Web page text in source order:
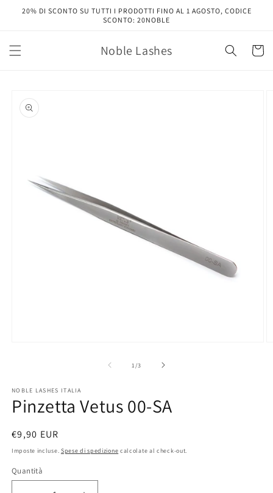
direttamente
20% DI SCONTO SU TUTTI I PRODOTTI FINO AL 1 AGOSTO, CODICE
SCONTO: 20NOBLE
Noble Lashes Carrello
informazioni
sul prodotto
finestra
modale
1 /su
3
NOBLE LASHES ITALIA
Pinzetta Vetus 00-SA
Prezzo
di
€9,90 EUR
Imposte incluse. Spese di spedizione calcolate al check-out.
Quantità